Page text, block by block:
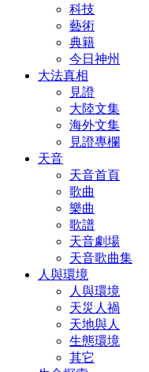
科技
藝術
典籍
今日神州
大法真相
見證
大陸文集
海外文集
見證專欄
天音
天音首頁
歌曲
樂曲
歌譜
天音劇場
天音歌曲集
人與環境
人與環境
天災人禍
天地與人
生態環境
其它